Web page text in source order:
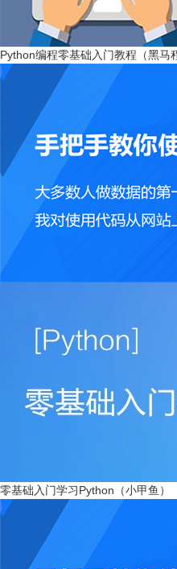
Python编程零基础入门教程（黑马
零基础入门学习Python（小甲鱼）